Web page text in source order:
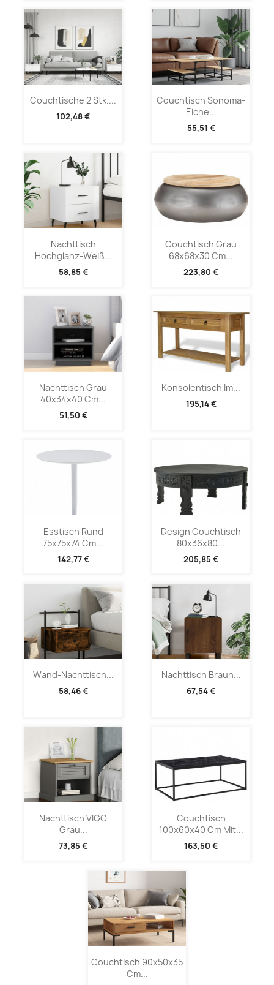
Couchtische 2 Stk....
102,48 €
Couchtisch Sonoma-
Eiche...
55,51 €
Nachttisch
Hochglanz-Weiß...
58,85 €
Couchtisch Grau
68x68x30 Cm...
223,80 €
Nachttisch Grau
40x34x40 Cm...
51,50 €
Konsolentisch Im...
195,14 €
Esstisch Rund
75x75x74 Cm...
142,77 €
Design Couchtisch
80x36x80...
205,85 €
Wand-Nachttisch...
58,46 €
Nachttisch Braun...
67,54 €
Nachttisch VIGO
Grau...
73,85 €
Couchtisch
100x60x40 Cm Mit...
163,50 €
Couchtisch 90x50x35
Cm...